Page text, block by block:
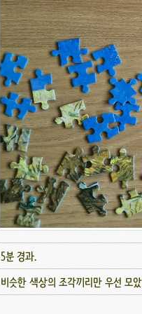
5분 경과.
비슷한 색상의 조각끼리만 우선 모